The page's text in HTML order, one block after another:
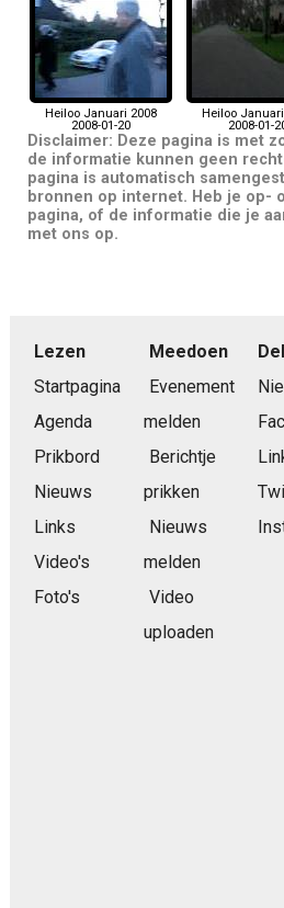
Heiloo Januari 2008
2008-01-20
Heiloo
2008-01-
Disclaimer: Deze pagina is met
de informatie kunnen geen
pagina is automatisch
bronnen op internet. Heb je op-
pagina, of de informatie die je
met ons op.
Lezen
Startpagina
Agenda
Prikbord
Nieuws
Links
Video's
Foto's
Meedoen
Evenement
melden
Berichtje
prikken
Nieuws
melden
Video
uploaden